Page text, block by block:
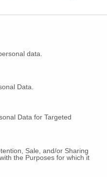
data.
Data.
Data for Targeted
Sale, and/or Sharing
the Purposes for which it
commento devi essere registrato.